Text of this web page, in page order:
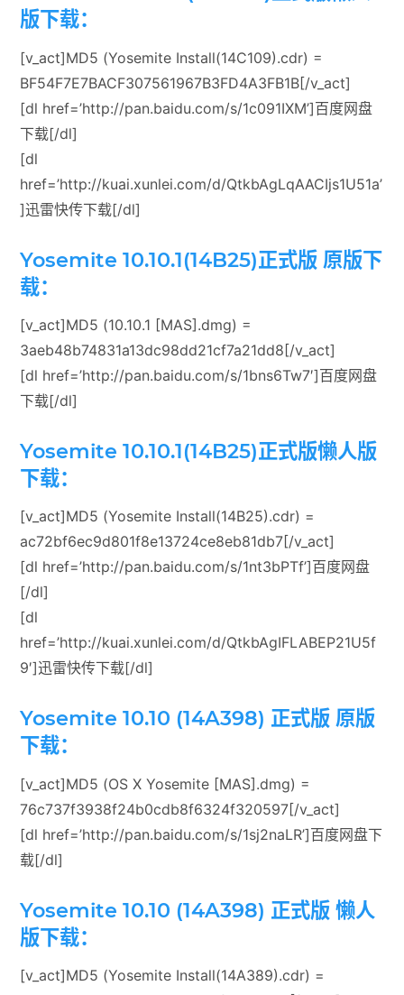
版下载：
[v_act]MD5 (Yosemite Install(14C109).cdr) =
BF54F7E7BACF307561967B3FD4A3FB1B[/v_act]
[dl href=’http://pan.baidu.com/s/1c091IXM’]百度网盘
下载[/dl]
[dl
href=’http://kuai.xunlei.com/d/QtkbAgLqAACIjs1U51a’
]迅雷快传下载[/dl]
Yosemite 10.10.1(14B25)正式版 原版下
载：
[v_act]MD5 (10.10.1 [MAS].dmg) =
3aeb48b74831a13dc98dd21cf7a21dd8[/v_act]
[dl href=’http://pan.baidu.com/s/1bns6Tw7′]百度网盘
下载[/dl]
Yosemite 10.10.1(14B25)正式版懒人版
下载：
[v_act]MD5 (Yosemite Install(14B25).cdr) =
ac72bf6ec9d801f8e13724ce8eb81db7[/v_act]
[dl href=’http://pan.baidu.com/s/1nt3bPTf’]百度网盘
[/dl]
[dl
href=’http://kuai.xunlei.com/d/QtkbAgIFLABEP21U5f
9′]迅雷快传下载[/dl]
Yosemite 10.10 (14A398) 正式版 原版
下载：
[v_act]MD5 (OS X Yosemite [MAS].dmg) =
76c737f3938f24b0cdb8f6324f320597[/v_act]
[dl href=’http://pan.baidu.com/s/1sj2naLR’]百度网盘下
载[/dl]
Yosemite 10.10 (14A398) 正式版 懒人
版下载：
[v_act]MD5 (Yosemite Install(14A389).cdr) =